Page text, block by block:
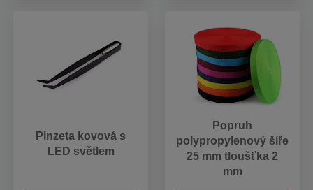
Pinzeta kovová s
LED světlem
Popruh
polypropylenový šíře
25 mm tloušťka 2
mm